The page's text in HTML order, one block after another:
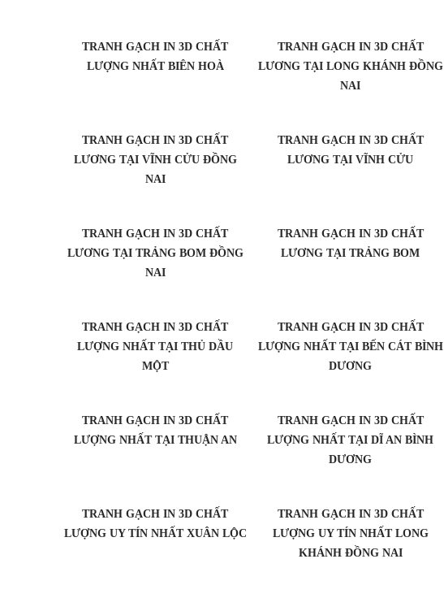
TRANH GẠCH IN 3D CHẤT
LƯỢNG NHẤT BIÊN HOÀ
TRANH GẠCH IN 3D CHẤT
LƯƠNG TẠI LONG KHÁNH ĐỒNG
NAI
TRANH GẠCH IN 3D CHẤT
LƯƠNG TẠI VĨNH CỬU ĐỒNG
NAI
TRANH GẠCH IN 3D CHẤT
LƯƠNG TẠI VĨNH CỬU
TRANH GẠCH IN 3D CHẤT
LƯƠNG TẠI TRẢNG BOM ĐỒNG
NAI
TRANH GẠCH IN 3D CHẤT
LƯƠNG TẠI TRẢNG BOM
TRANH GẠCH IN 3D CHẤT
LƯỢNG NHẤT TẠI THỦ DẦU
MỘT
TRANH GẠCH IN 3D CHẤT
LƯỢNG NHẤT TẠI BẾN CÁT BÌNH
DƯƠNG
TRANH GẠCH IN 3D CHẤT
LƯỢNG NHẤT TẠI THUẬN AN
TRANH GẠCH IN 3D CHẤT
LƯỢNG NHẤT TẠI DĨ AN BÌNH
DƯƠNG
TRANH GẠCH IN 3D CHẤT
LƯỢNG UY TÍN NHẤT XUÂN LỘC
TRANH GẠCH IN 3D CHẤT
LƯỢNG UY TÍN NHẤT LONG
KHÁNH ĐỒNG NAI